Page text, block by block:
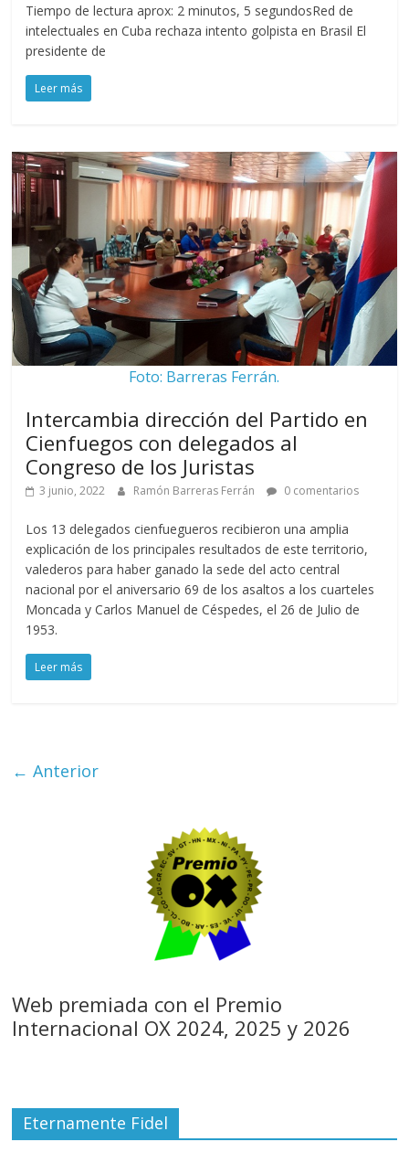
Tiempo de lectura aprox: 2 minutos, 5 segundosRed de
intelectuales en Cuba rechaza intento golpista en Brasil El
presidente de
Leer más
Foto: Barreras Ferrán.
Intercambia dirección del Partido en
Cienfuegos con delegados al
Congreso de los Juristas
3 junio, 2022 Ramón Barreras Ferrán 0 comentarios
Los 13 delegados cienfuegueros recibieron una amplia
explicación de los principales resultados de este territorio,
valederos para haber ganado la sede del acto central
nacional por el aniversario 69 de los asaltos a los cuarteles
Moncada y Carlos Manuel de Céspedes, el 26 de Julio de
1953.
Leer más
← Anterior
Web premiada con el Premio
Internacional OX 2024, 2025 y 2026
Eternamente Fidel